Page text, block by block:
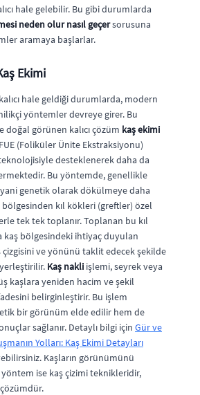
hale gelebilir. Bu gibi durumlarda
neden olur nasıl geçersorusuna
aramaya başlarlar.
Ekimi
hale geldiği durumlarda, modern
yöntemler devreye girer. Bu
görünen kalıcı çözüm kaş ekimi
(Foliküler Ünite Ekstraksiyonu)
desteklenerek daha da
Bu yöntemde, genellikle
genetik olarak dökülmeye daha
kıl kökleri (greftler) özel
tek tek toplanır. Toplanan bu kıl
kaş bölgesindeki ihtiyaç duyulan
ve yönünü taklit edecek şekilde
Kaş nakli işlemi, seyrek veya
kaşlara yeniden hacim ve şekil
belirginleştirir. Bu işlem
bir görünüm elde edilir hem de
sağlanır. Detaylı bilgi için Gür ve
Yolları: Kaş Ekimi Detayları
Kaşların görünümünü
ise kaş çizimi teknikleridir,